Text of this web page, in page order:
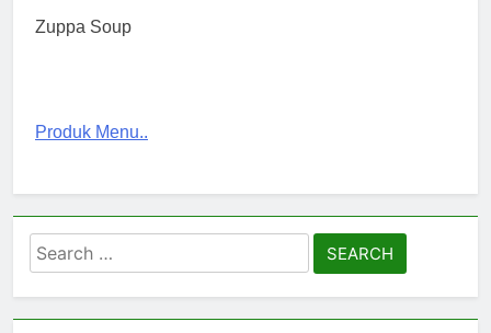
Zuppa Soup
Produk Menu..
Search
for: